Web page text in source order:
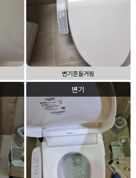
변기흔들거림
변기